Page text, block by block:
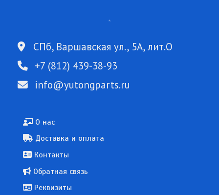
СПб, Варшавская ул., 5А, лит.О
+7 (812) 439-38-93
info@yutongparts.ru
Подвал
О нас
Доставка и оплата
Контакты
Обратная связь
Реквизиты